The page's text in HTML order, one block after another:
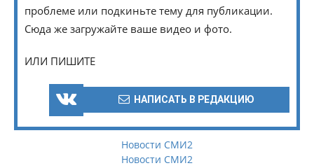
проблеме или подкиньте тему для публикации.
Сюда же загружайте ваше видео и фото.
ИЛИ ПИШИТЕ
НАПИСАТЬ В РЕДАКЦИЮ
Новости СМИ2
Новости СМИ2